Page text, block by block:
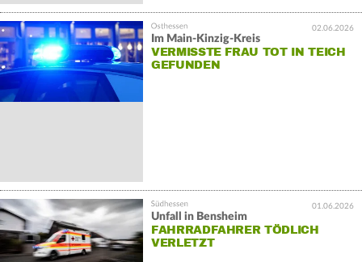
02.06.2026
Im Main-Kinzig-Kreis
VERMISSTE FRAU TOT IN TEICH
GEFUNDEN
01.06.2026
Unfall in Bensheim
FAHRRADFAHRER TÖDLICH
VERLETZT